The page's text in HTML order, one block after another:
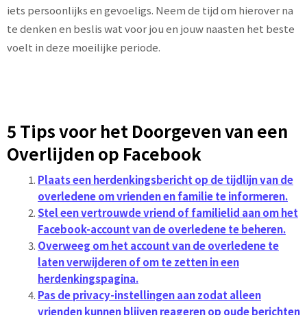
iets persoonlijks en gevoeligs. Neem de tijd om hierover na
te denken en beslis wat voor jou en jouw naasten het beste
voelt in deze moeilijke periode.
5 Tips voor het Doorgeven van een
Overlijden op Facebook
Plaats een herdenkingsbericht op de tijdlijn van de
overledene om vrienden en familie te informeren.
Stel een vertrouwde vriend of familielid aan om het
Facebook-account van de overledene te beheren.
Overweeg om het account van de overledene te
laten verwijderen of om te zetten in een
herdenkingspagina.
Pas de privacy-instellingen aan zodat alleen
vrienden kunnen blijven reageren op oude berichten